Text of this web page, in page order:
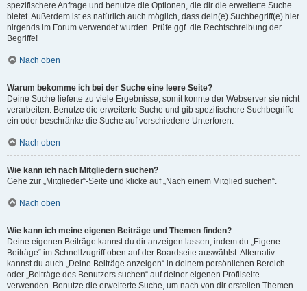
spezifischere Anfrage und benutze die Optionen, die dir die erweiterte Suche
bietet. Außerdem ist es natürlich auch möglich, dass dein(e) Suchbegriff(e) hier
nirgends im Forum verwendet wurden. Prüfe ggf. die Rechtschreibung der
Begriffe!
Nach oben
Warum bekomme ich bei der Suche eine leere Seite?
Deine Suche lieferte zu viele Ergebnisse, somit konnte der Webserver sie nicht
verarbeiten. Benutze die erweiterte Suche und gib spezifischere Suchbegriffe
ein oder beschränke die Suche auf verschiedene Unterforen.
Nach oben
Wie kann ich nach Mitgliedern suchen?
Gehe zur „Mitglieder“-Seite und klicke auf „Nach einem Mitglied suchen“.
Nach oben
Wie kann ich meine eigenen Beiträge und Themen finden?
Deine eigenen Beiträge kannst du dir anzeigen lassen, indem du „Eigene
Beiträge“ im Schnellzugriff oben auf der Boardseite auswählst. Alternativ
kannst du auch „Deine Beiträge anzeigen“ in deinem persönlichen Bereich
oder „Beiträge des Benutzers suchen“ auf deiner eigenen Profilseite
verwenden. Benutze die erweiterte Suche, um nach von dir erstellen Themen